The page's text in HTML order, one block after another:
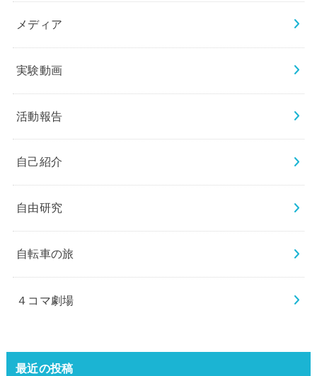
メディア
実験動画
活動報告
自己紹介
自由研究
自転車の旅
４コマ劇場
最近の投稿